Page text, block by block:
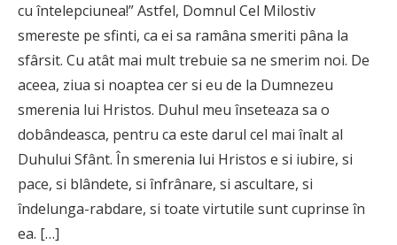
cu întelepciunea!” Astfel, Domnul Cel Milostiv
smereste pe sfinti, ca ei sa ramâna smeriti pâna la
sfârsit. Cu atât mai mult trebuie sa ne smerim noi. De
aceea, ziua si noaptea cer si eu de la Dumnezeu
smerenia lui Hristos. Duhul meu înseteaza sa o
dobândeasca, pentru ca este darul cel mai înalt al
Duhului Sfânt. În smerenia lui Hristos e si iubire, si
pace, si blândete, si înfrânare, si ascultare, si
îndelunga-rabdare, si toate virtutile sunt cuprinse în
ea. […]